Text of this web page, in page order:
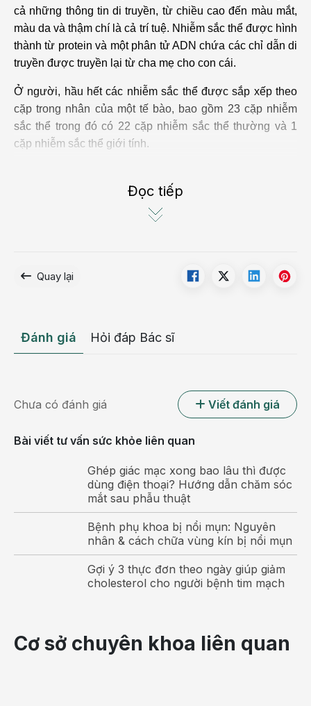
cả những thông tin di truyền, từ chiều cao đến màu mắt,
màu da và thậm chí là cả trí tuệ. Nhiễm sắc thể được hình
thành từ protein và một phân tử ADN chứa các chỉ dẫn di
truyền được truyền lại từ cha mẹ cho con cái.
Ở người, hầu hết các nhiễm sắc thể được sắp xếp theo
cặp trong nhân của một tế bào, bao gồm 23 cặp nhiễm
sắc thể trong đó có 22 cặp nhiễm sắc thể thường và 1
cặp nhiễm sắc thể giới tính.
hợp của hai nhiễm sắc thể này sẽ quyết định giới tính
Quá trình hình thành giới tính của thai nhi
Nhiễm sắc thể giới tính
Giới tính của thai nhi được xác định bắt đầu từ thời điểm
Không giống như các tế bào khác của cơ thể, các tế bào
trong trứng và tinh trùng - được gọi là giao tử hoặc tế bào
giới tính - chỉ có một nhiễm sắc thể. Các giao tử được tạo
cha mẹ hoặc tế bào tiền thân. Trong trường hợp của con
người, điều này có nghĩa là tế bào bố mẹ có hai nhiễm
Đọc tiếp
Quay lại
Đánh giá Hỏi đáp Bác sĩ
Chưa có đánh giá Viết đánh giá
Bài viết tư vấn sức khỏe liên quan
Ghép giác mạc xong bao lâu thì được
dùng điện thoại? Hướng dẫn chăm sóc
mắt sau phẫu thuật
Bệnh phụ khoa bị nổi mụn: Nguyên
nhân & cách chữa vùng kín bị nổi mụn
Gợi ý 3 thực đơn theo ngày giúp giảm
cholesterol cho người bệnh tim mạch
Cơ sở chuyên khoa liên quan